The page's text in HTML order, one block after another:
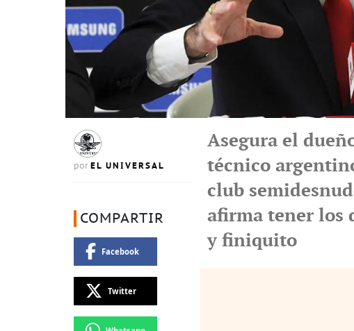
por EL UNIVERSAL
COMPARTIR
Facebook
Twitter
Asegura el
técnico
club
afirma tener los
y finiquito